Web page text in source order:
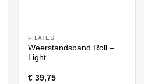
PILATES
Weerstandsband Roll –
Light
€39,75